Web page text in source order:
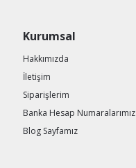
Kurumsal
Hakkımızda
İletişim
Siparişlerim
Banka Hesap Numaralarımız
Blog Sayfamız